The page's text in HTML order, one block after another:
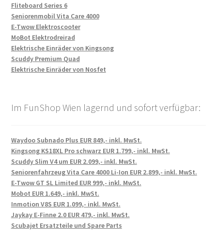
Fliteboard Series 6
Seniorenmobil Vita Care 4000
E-Twow Elektroscooter
MoBot Elektrodreirad
Elektrische Einräder von Kingsong
Scuddy Premium Quad
Elektrische Einräder von Nosfet
Im FunShop Wien lagernd und sofort verfügbar:
Waydoo Subnado Plus EUR 849,- inkl. MwSt.
Kingsong KS18XL Pro schwarz EUR 1.799,- inkl. MwSt.
Scuddy Slim V4 um EUR 2.099,- inkl. MwSt.
Seniorenfahrzeug Vita Care 4000 Li-Ion EUR 2.899,- inkl. MwSt.
E-Twow GT SL Limited EUR 999,- inkl. MwSt.
Mobot EUR 1.649,- inkl. MwSt.
Inmotion V8S EUR 1.099,- inkl. MwSt.
Jaykay E-Finne 2.0 EUR 479,- inkl. MwSt.
Scubajet Ersatzteile und Spare Parts